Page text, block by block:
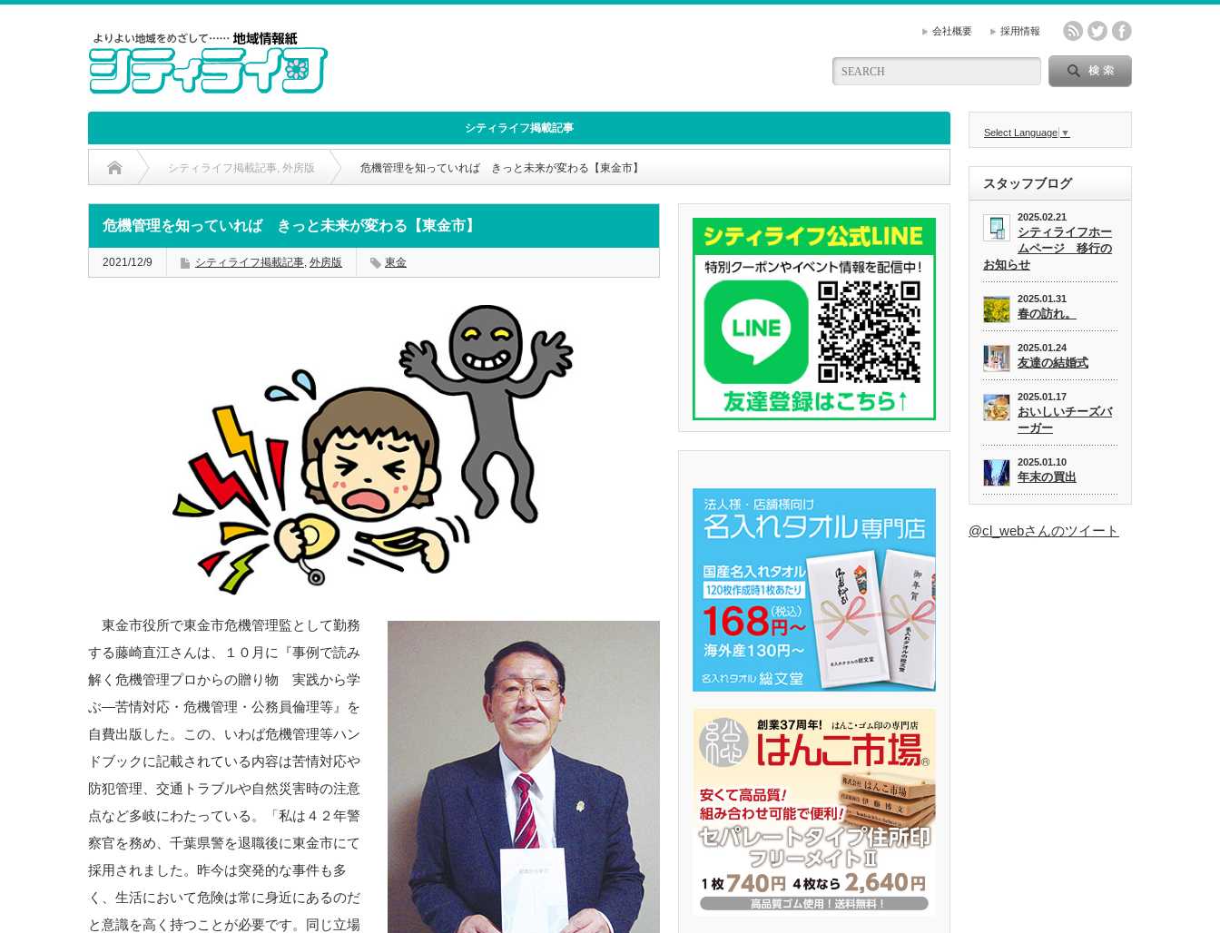
会社概要 採用情報
シティライフ掲載記事
シティライフ掲載記事, 外房版 危機管理を知っていれば きっと未来が変わる【東金市】
危機管理を知っていれば きっと未来が変わる【東金市】
2021/12/9 シティライフ掲載記事, 外房版 東金
東金市役所で東金市危機管理監として勤務
する藤崎直江さんは、１０月に『事例で読み
解く危機管理プロからの贈り物 実践から学
ぶ―苦情対応・危機管理・公務員倫理等』を
自費出版した。この、いわば危機管理等ハン
ドブックに記載されている内容は苦情対応や
防犯管理、交通トラブルや自然災害時の注意
点など多岐にわたっている。「私は４２年警
察官を務め、千葉県警を退職後に東金市にて
採用されました。昨今は突発的な事件も多
く、生活において危険は常に身近にあるのだ
と意識を高く持つことが必要です。同じ立場
Select Language ▼
スタッフブログ
2025.02.21
シティライフホー
ムページ 移行の
お知らせ
2025.01.31
春の訪れ。
2025.01.24
友達の結婚式
2025.01.17
おいしいチーズバ
ーガー
2025.01.10
年末の買出
@cl_webさんのツイート